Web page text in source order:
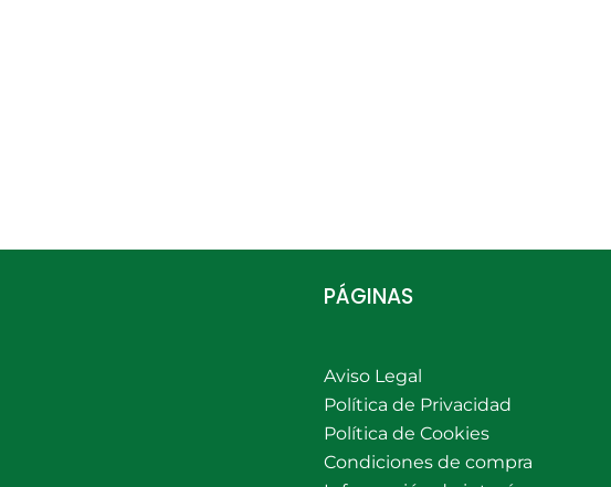
PÁGINAS
Aviso Legal
Política de Privacidad
Política de Cookies
Condiciones de compra